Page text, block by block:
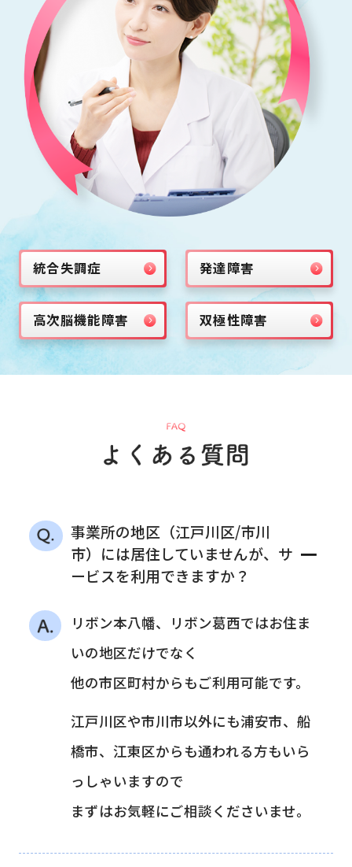
統合失調症 発達障害
高次脳機能障害 双極性障害
事業所の地区（江戸川区/市川
市）には居住していませんが、サ
ービスを利用できますか？
－
リボン本八幡、リボン葛西ではお住ま
いの地区だけでなく
他の市区町村からもご利用可能です。
江戸川区や市川市以外にも浦安市、船
橋市、江東区からも通われる方もいら
っしゃいますので
まずはお気軽にご相談くださいませ。